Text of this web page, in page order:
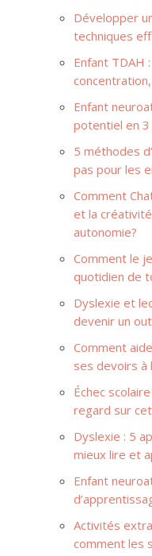
Développer
techniques
Enfant TDAH
Enfant
potentiel en
5 méthodes
pas pour les
Comment
et la
autonomie?
Comment le
quotidien de
Dyslexie et
devenir un
Comment
ses devoirs à
Échec
regard sur
Dyslexie : 5
mieux lire et
Enfant
Activités
comment les